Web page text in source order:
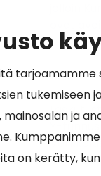
tarjoamamme
tukemiseen
mainosalan ja
on kerätty,
Y-